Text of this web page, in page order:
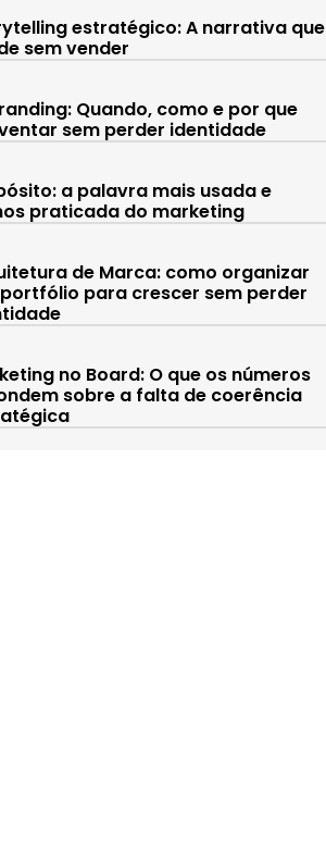
estratégico: A narrativa que
sem vender
Quando, como e por que
sem perder identidade
a palavra mais usada e
praticada do marketing
de Marca: como organizar
para crescer sem perder
no Board: O que os números
sobre a falta de coerência